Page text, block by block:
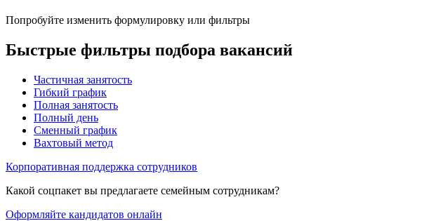
Попробуйте изменить формулировку или фильтры
Быстрые фильтры подбора вакансий
Частичная занятость
Гибкий график
Полная занятость
Полный день
Сменный график
Вахтовый метод
Корпоративная поддержка сотрудников
Какой соцпакет вы предлагаете семейным сотрудникам?
Оформляйте кандидатов онлайн